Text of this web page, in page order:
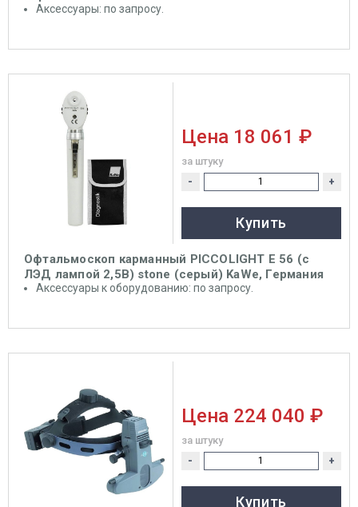
Аксессуары: по запросу.
Офтальмоскоп карманный PICCOLIGHT E 56 (с
ЛЭД лампой 2,5В) stone (серый) KaWe, Германия
Аксессуары к оборудованию: по запросу.
Цена 18 061 ₽
за штуку
- +
Купить
Цена 224 040 ₽
за штуку
- +
Купить